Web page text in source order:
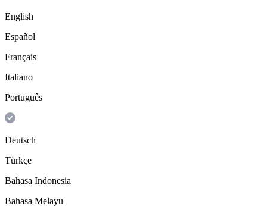
English
Español
Français
Italiano
Português
Deutsch
Türkçe
Bahasa Indonesia
Bahasa Melayu